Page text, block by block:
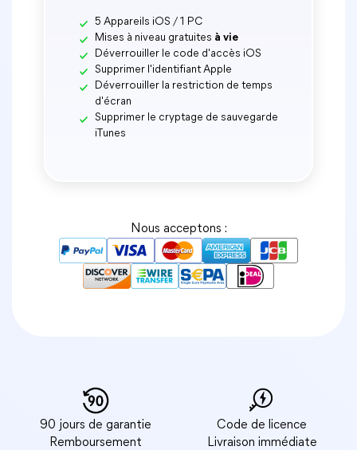
5 Appareils iOS / 1 PC
Mises à niveau gratuites à vie
Déverrouiller le code d'accès iOS
Supprimer l'identifiant Apple
Déverrouiller la restriction de temps
d'écran
Supprimer le cryptage de sauvegarde
iTunes
Nous acceptons :
90 jours de garantie
Remboursement
Code de licence
Livraison immédiate